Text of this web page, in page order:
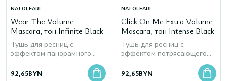
NAJ OLEARI
Wear The Volume
Mascara, тон Infinite Black
Тушь для ресниц с
эффектом панорамного
92,65BYN
NAJ OLEARI
Click On Me Extra Volume
Mascara, тон Intense Black
Тушь для ресниц с
эффектом потрясающего
92,65BYN